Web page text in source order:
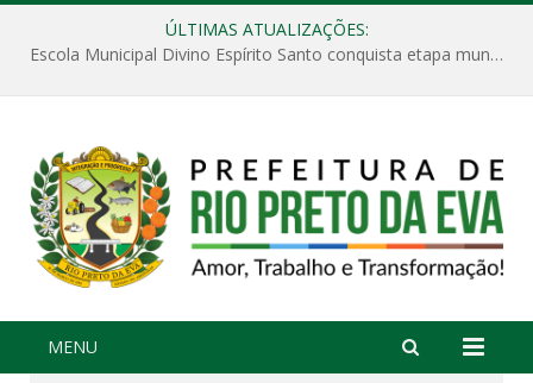
ÚLTIMAS ATUALIZAÇÕES:
Escola Municipal Divino Espírito Santo conquista etapa municipal da V Feira Amazonense de Matemática
MENU